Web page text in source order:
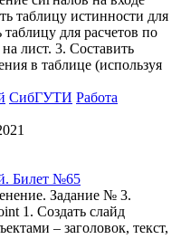
таблицу истинности для
для расчетов по
лист. 3. Составить
в таблице (используя
СибГУТИ Работа
Билет №65
Задание № 3.
1. Создать слайд
– заголовок, текст,